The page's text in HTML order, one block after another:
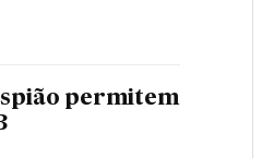
permitem